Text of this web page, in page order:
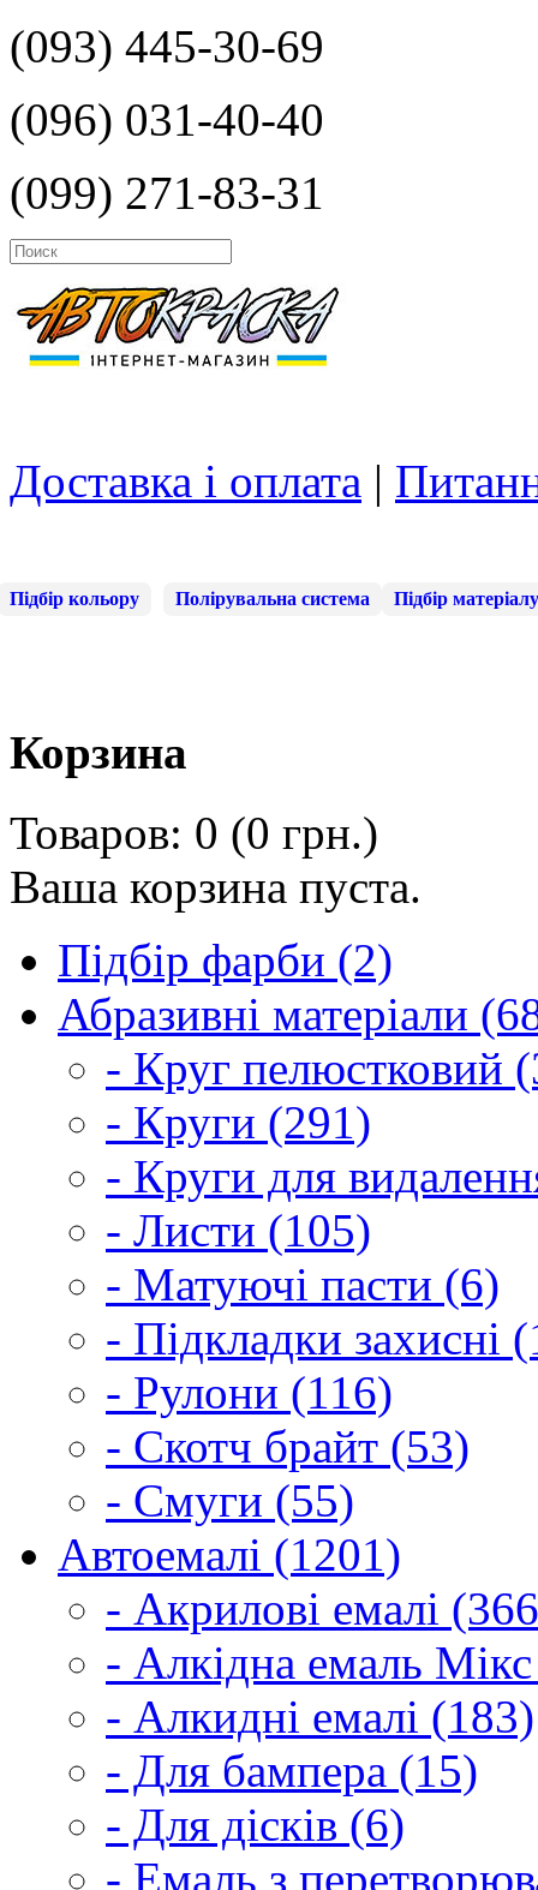
(093) 445-30-69
(096) 031-40-40
(099) 271-83-31
Доставка і оплата |
Підбір кольору Полірувальна система Підбір матеріалу
Корзина
Товаров: 0 (0 грн.)
Ваша корзина пуста.
Підбір фарби (2)
Абразивні матеріали
- Круг пелюстковий
- Круги (291)
- Круги для
- Листи (105)
- Матуючі пасти (6)
- Підкладки захисні
- Рулони (116)
- Скотч брайт (53)
- Смуги (55)
Автоемалі (1201)
- Акрилові емалі
- Алкідна емаль
- Алкидні емалі (183)
- Для бампера (15)
- Для дісків (6)
- Емаль з